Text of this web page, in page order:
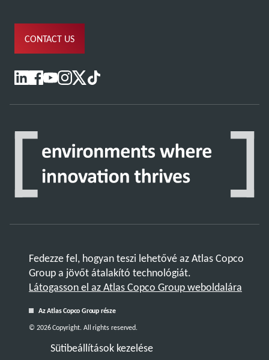
CONTACT US
Fedezze fel, hogyan teszi lehetővé az Atlas Copco
Group a jövőt átalakító technológiát.
Látogasson el az Atlas Copco Group weboldalára
Az Atlas Copco Group része
Sütibeállítások kezelése
© 2026 Copyright. All rights reserved.